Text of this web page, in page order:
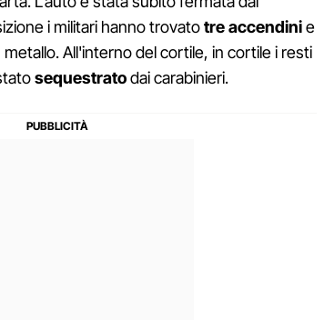
i militari hanno trovatotre accendinie
All'interno del cortile, in cortile i resti
sequestratodai carabinieri.